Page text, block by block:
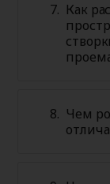
Как
Чем